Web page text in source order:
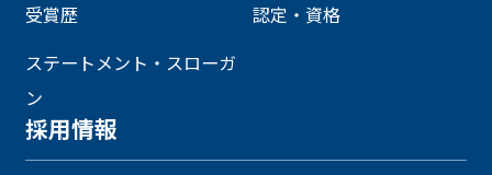
受賞歴
認定・資格
ステートメント・スローガ
ン
採用情報